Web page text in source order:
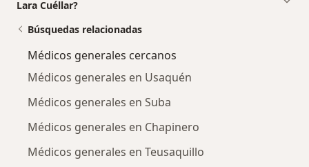
Lara Cuéllar?
Búsquedas relacionadas
Médicos generales cercanos
Médicos generales en Usaquén
Médicos generales en Suba
Médicos generales en Chapinero
Médicos generales en Teusaquillo